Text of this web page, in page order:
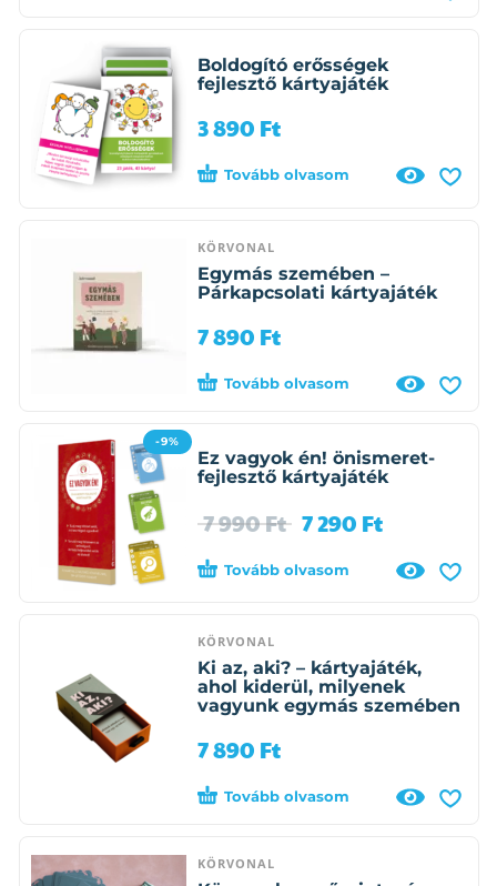
Boldogító erősségek
fejlesztő kártyajáték
3 890 Ft
Tovább olvasom
KÖRVONAL
Egymás szemében –
Párkapcsolati kártyajáték
7 890 Ft
Tovább olvasom
-9%
Ez vagyok én! önismeret-
fejlesztő kártyajáték
7 990Ft 7 290 Ft
Tovább olvasom
KÖRVONAL
Ki az, aki? – kártyajáték,
ahol kiderül, milyenek
vagyunk egymás szemében
7 890 Ft
Tovább olvasom
KÖRVONAL